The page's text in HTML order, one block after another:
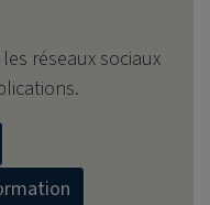
réseaux sociaux